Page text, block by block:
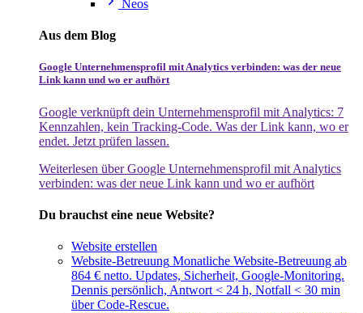
Neos
Aus dem Blog
Google Unternehmensprofil mit Analytics verbinden: was der neue
Link kann und wo er aufhört
Google verknüpft dein Unternehmensprofil mit Analytics: 7
Kennzahlen, kein Tracking-Code. Was der Link kann, wo er
endet. Jetzt prüfen lassen.
Weiterlesen über Google Unternehmensprofil mit Analytics
verbinden: was der neue Link kann und wo er aufhört
Du brauchst eine neue Website?
Website erstellen
Website-Betreuung Monatliche Website-Betreuung ab
864 € netto. Updates, Sicherheit, Google-Monitoring.
Dennis persönlich, Antwort < 24 h, Notfall < 30 min
über Code-Rescue.